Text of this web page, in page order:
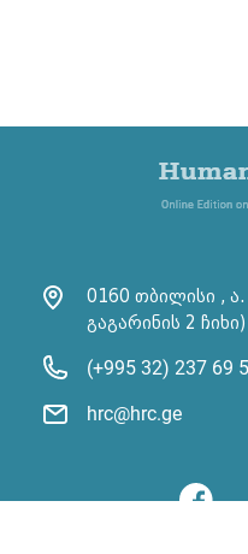
0160 თბილისი ,
გაგარინის 2
(+995 32) 237 69
hrc@hrc.ge